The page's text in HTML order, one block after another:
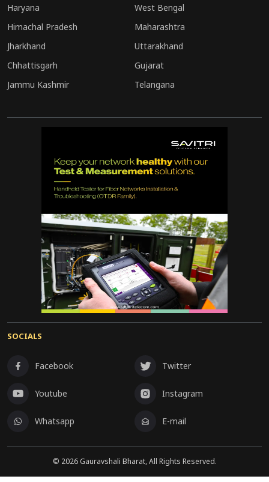
Haryana
West Bengal
Himachal Pradesh
Maharashtra
Jharkhand
Uttarakhand
Chhattisgarh
Gujarat
Jammu Kashmir
Telangana
SOCIALS
Facebook Twitter
Youtube Instagram
Whatsapp E-mail
© 2026Gauravshali Bharat, All Rights Reserved.